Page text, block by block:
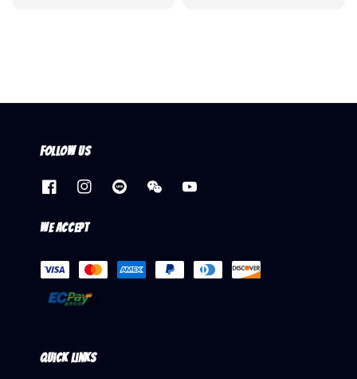
Follow us
We accept
Quick links